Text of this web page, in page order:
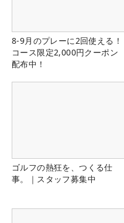
8-9月のプレーに2回使える！
コース限定2,000円クーポン
配布中！
ゴルフの熱狂を、つくる仕
事。｜スタッフ募集中